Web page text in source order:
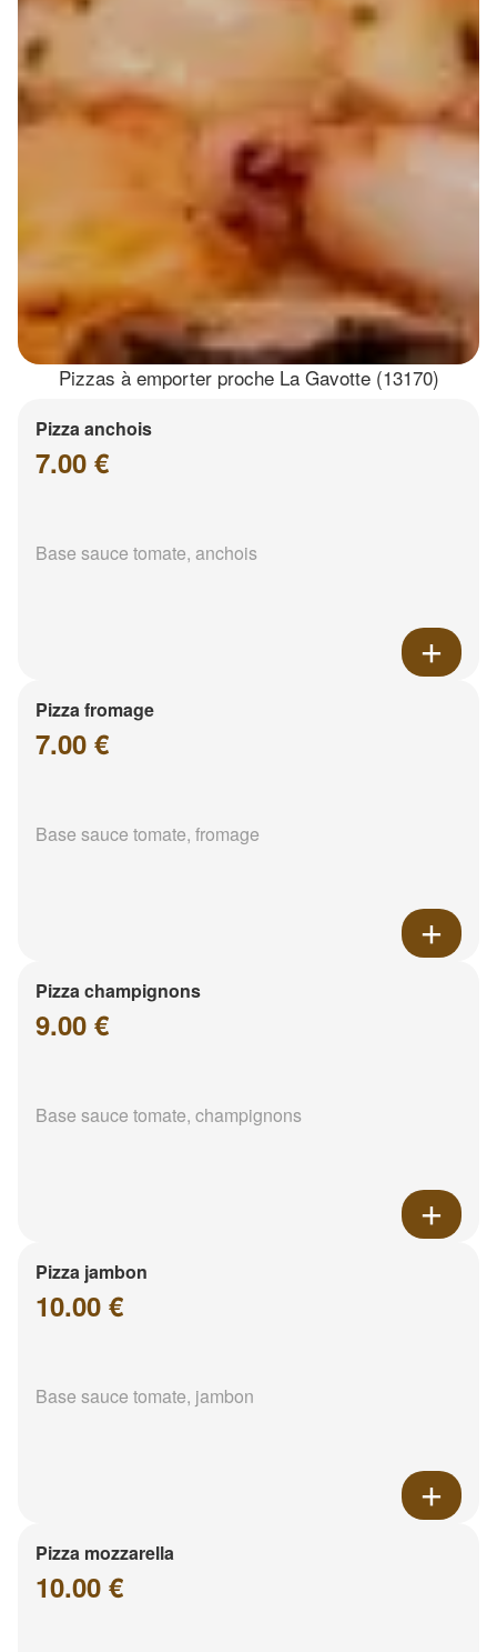
Pizzas à emporter proche La Gavotte (13170)
Pizza anchois
7.00 €
Base sauce tomate, anchois
Pizza fromage
7.00 €
Base sauce tomate, fromage
Pizza champignons
9.00 €
Base sauce tomate, champignons
Pizza jambon
10.00 €
Base sauce tomate, jambon
Pizza mozzarella
10.00 €